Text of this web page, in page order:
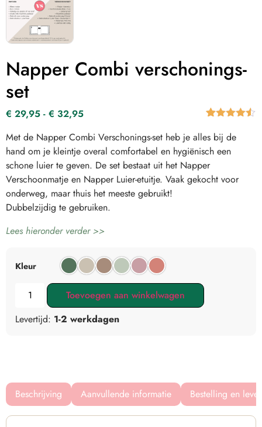
Napper Combi verschonings-
set
4.80op 5
gebaseerd
op
€ 29,95 - € 32,95
Met de Napper Combi Verschonings-set heb je alles bij de
hand om je kleintje overal comfortabel en hygiënisch een
schone luier te geven. De set bestaat uit het Napper
Verschoonmatje en Napper Luier-etuitje. Vaak gekocht voor
onderweg, maar thuis het meeste gebruikt!
Dubbelzijdig te gebruiken.
Lees hieronder verder >>
Kleur
Toevoegen aan winkelwagen
Levertijd: 1-2 werkdagen
Beschrijving Aanvullende informatie Bestelling en